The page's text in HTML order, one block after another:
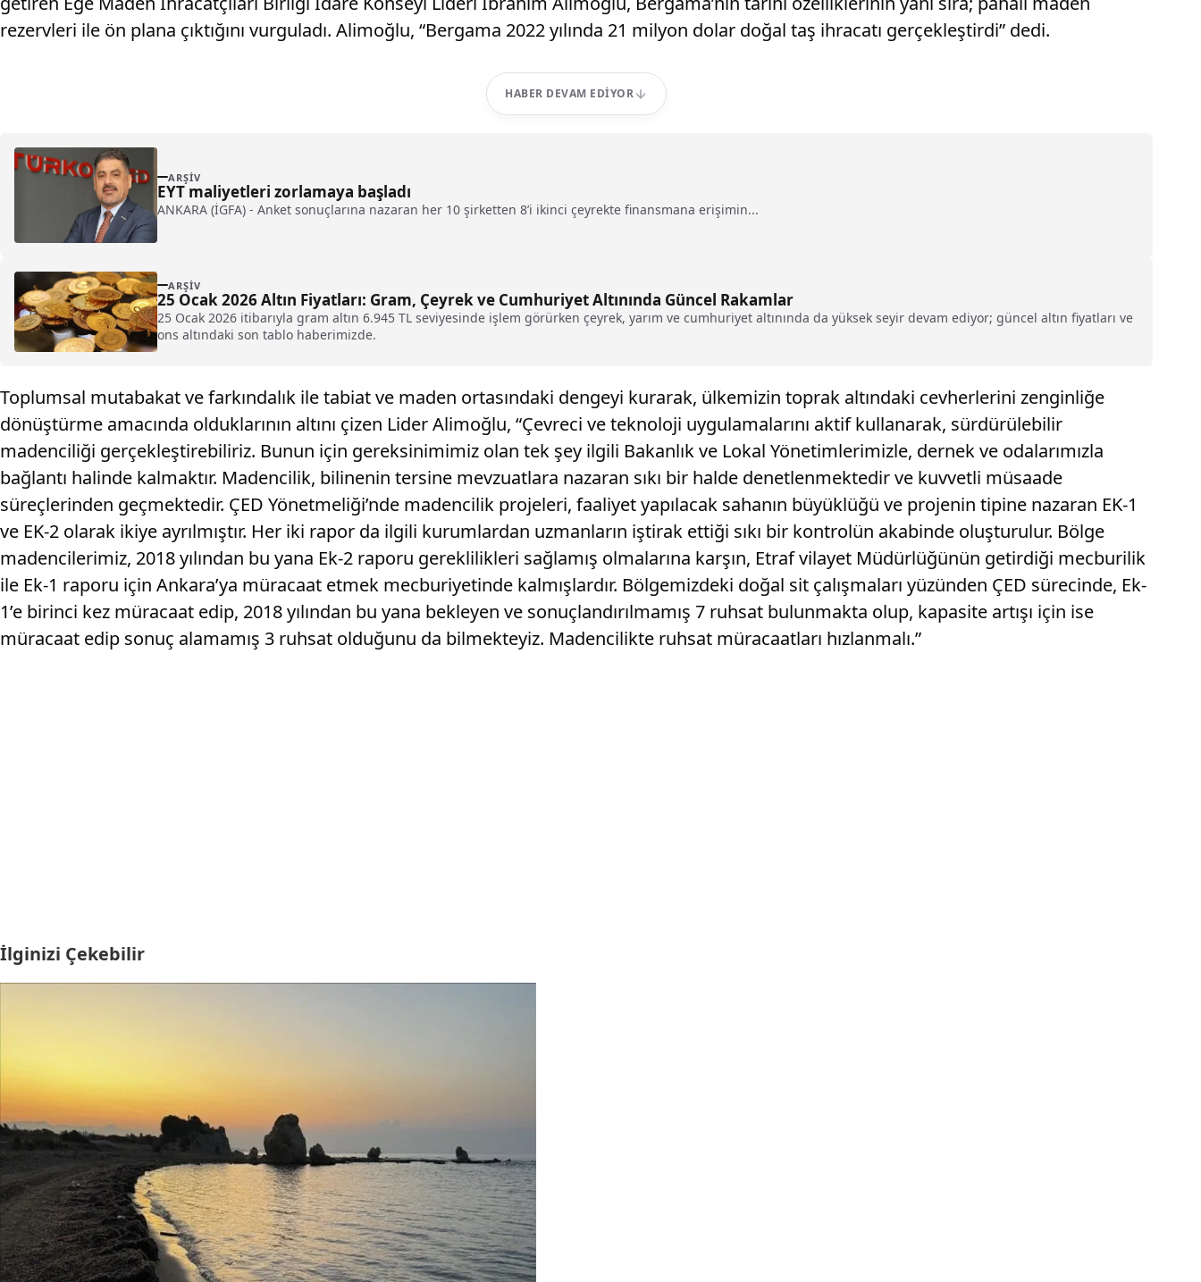
rezervleri ile ön plana çıktığını vurguladı. Alimoğlu, “Bergama 2022 yılında 21 milyon dolar doğal taş ihracatı gerçekleştirdi” dedi.
HABER DEVAM EDIYOR
ARŞIV
EYT maliyetleri zorlamaya başladı
ANKARA (İGFA) - Anket sonuçlarına nazaran her 10 şirketten 8’i ikinci çeyrekte finansmana erişimin...
ARŞIV
25 Ocak 2026 Altın Fiyatları: Gram, Çeyrek ve Cumhuriyet Altınında Güncel Rakamlar
25 Ocak 2026 itibarıyla gram altın 6.945 TL seviyesinde işlem görürken çeyrek, yarım ve cumhuriyet altınında da yüksek seyir devam ediyor; güncel altın fiyatları ve
ons altındaki son tablo haberimizde.
Toplumsal mutabakat ve farkındalık ile tabiat ve maden ortasındaki dengeyi kurarak, ülkemizin toprak altındaki cevherlerini zenginliğe
dönüştürme amacında olduklarının altını çizen Lider Alimoğlu, “Çevreci ve teknoloji uygulamalarını aktif kullanarak, sürdürülebilir
madenciliği gerçekleştirebiliriz. Bunun için gereksinimimiz olan tek şey ilgili Bakanlık ve Lokal Yönetimlerimizle, dernek ve odalarımızla
bağlantı halinde kalmaktır. Madencilik, bilinenin tersine mevzuatlara nazaran sıkı bir halde denetlenmektedir ve kuvvetli müsaade
süreçlerinden geçmektedir. ÇED Yönetmeliği’nde madencilik projeleri, faaliyet yapılacak sahanın büyüklüğü ve projenin tipine nazaran EK-1
ve EK-2 olarak ikiye ayrılmıştır. Her iki rapor da ilgili kurumlardan uzmanların iştirak ettiği sıkı bir kontrolün akabinde oluşturulur. Bölge
madencilerimiz, 2018 yılından bu yana Ek-2 raporu gereklilikleri sağlamış olmalarına karşın, Etraf vilayet Müdürlüğünün getirdiği mecburilik
ile Ek-1 raporu için Ankara’ya müracaat etmek mecburiyetinde kalmışlardır. Bölgemizdeki doğal sit çalışmaları yüzünden ÇED sürecinde, Ek-
1’e birinci kez müracaat edip, 2018 yılından bu yana bekleyen ve sonuçlandırılmamış 7 ruhsat bulunmakta olup, kapasite artışı için ise
müracaat edip sonuç alamamış 3 ruhsat olduğunu da bilmekteyiz. Madencilikte ruhsat müracaatları hızlanmalı.”
İlginizi Çekebilir